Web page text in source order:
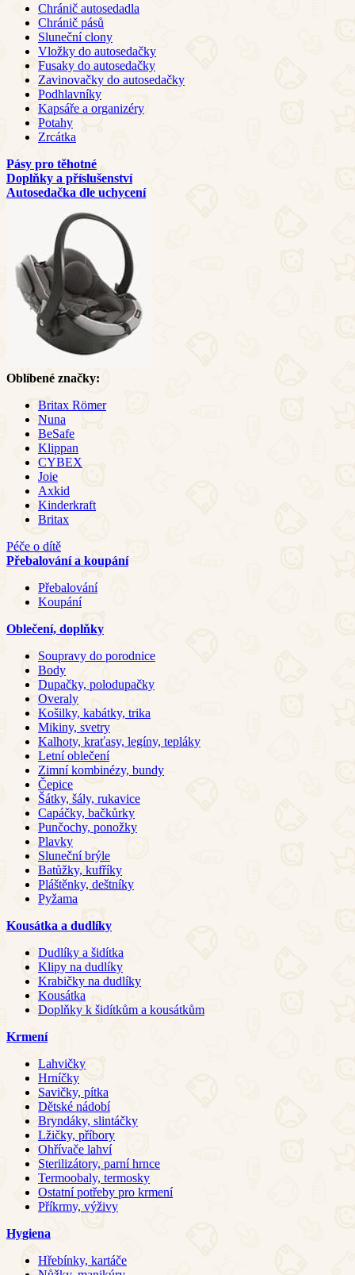
Chránič autosedadla
Chránič pásů
Sluneční clony
Vložky do autosedačky
Fusaky do autosedačky
Zavinovačky do autosedačky
Podhlavníky
Kapsáře a organizéry
Potahy
Zrcátka
Pásy pro těhotné
Doplňky a příslušenství
Autosedačka dle uchycení
Oblíbené značky:
Britax Römer
Nuna
BeSafe
Klippan
CYBEX
Joie
Axkid
Kinderkraft
Britax
Péče o dítě
Přebalování a koupání
Přebalování
Koupání
Oblečení, doplňky
Soupravy do porodnice
Body
Dupačky, polodupačky
Overaly
Košilky, kabátky, trika
Mikiny, svetry
Kalhoty, kraťasy, legíny, tepláky
Letní oblečení
Zimní kombinézy, bundy
Čepice
Šátky, šály, rukavice
Capáčky, bačkůrky
Punčochy, ponožky
Plavky
Sluneční brýle
Batůžky, kufříky
Pláštěnky, deštníky
Pyžama
Kousátka a dudlíky
Dudlíky a šidítka
Klipy na dudlíky
Krabičky na dudlíky
Kousátka
Doplňky k šidítkům a kousátkům
Krmení
Lahvičky
Hrníčky
Savičky, pítka
Dětské nádobí
Bryndáky, slintáčky
Lžičky, příbory
Ohřívače lahví
Sterilizátory, parní hrnce
Termoobaly, termosky
Ostatní potřeby pro krmení
Příkrmy, výživy
Hygiena
Hřebínky, kartáče